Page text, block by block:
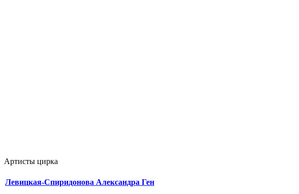
Артисты цирка
Левицкая-Спиридонова Александра Ген